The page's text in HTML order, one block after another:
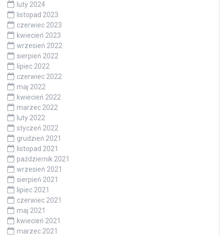
luty 2024
listopad 2023
czerwiec 2023
kwiecień 2023
wrzesień 2022
sierpień 2022
lipiec 2022
czerwiec 2022
maj 2022
kwiecień 2022
marzec 2022
luty 2022
styczeń 2022
grudzień 2021
listopad 2021
październik 2021
wrzesień 2021
sierpień 2021
lipiec 2021
czerwiec 2021
maj 2021
kwiecień 2021
marzec 2021